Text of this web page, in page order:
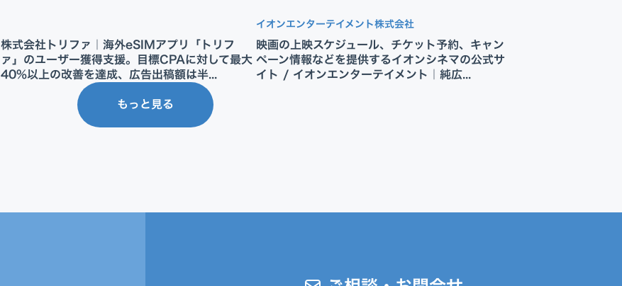
株式会社トリファ｜海外eSIMアプリ「トリフ
ァ」のユーザー獲得支援。目標CPAに対して最大
40%以上の改善を達成、広告出稿額は半...
イオンエンターテイメント株式会社
映画の上映スケジュール、チケット予約、キャン
ペーン情報などを提供するイオンシネマの公式サ
イト / イオンエンターテイメント｜純広...
もっと見る